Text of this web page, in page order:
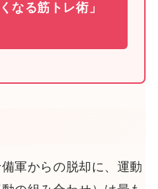
なる筋トレ術」
軍からの脱却に、運動